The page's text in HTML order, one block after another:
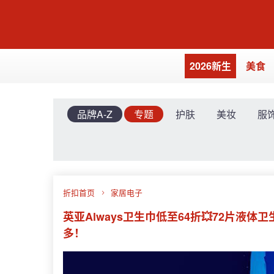
2026新生 美食
品牌A-Z 专题 护肤 美妆 服
折扣首页 家居电子
英亚Always卫生巾低至64折💥72片液体
多！